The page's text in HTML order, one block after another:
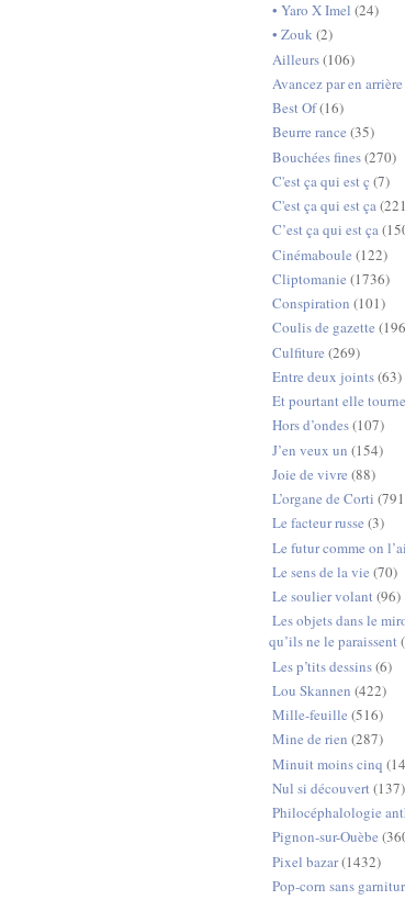
• Yaro X Imel (24)
• Zouk (2)
Ailleurs(106)
Avancez par en arrière
Best Of(16)
Beurre rance (35)
Bouchées fines(270)
C'est ça qui est ç (7)
C'est ça qui est ça
C’est ça qui est ça
Cinémaboule (122)
Cliptomanie (1736)
Conspiration (101)
Coulis de gazette
Culfiture (269)
Entre deux joints(63)
Et pourtant elle tourne
Hors d’ondes(107)
J’en veux un (154)
Joie de vivre (88)
L’organe de Corti
Le facteur russe (3)
Le futur comme on
Le sens de la vie (70)
Le soulier volant(96)
Les objets dans le
qu’ils ne le paraissent
Les p’tits dessins(6)
Lou Skannen (422)
Mille-feuille (516)
Mine de rien (287)
Minuit moins cinq
Nul si découvert(137)
Philocéphalologie
Pignon-sur-Ouèbe
Pixel bazar(1432)
Pop-corn sans